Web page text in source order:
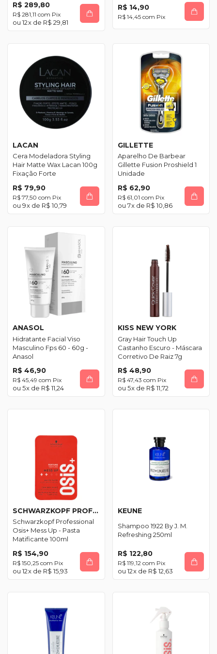
R$ 289,80
R$ 281,11 com Pix
12x de R$ 29,81
R$ 14,90
R$ 14,45 com Pix
LACAN
Cera Modeladora Styling
Hair Matte Wax Lacan 100g
Fixação Forte
R$ 79,90
R$ 77,50 com Pix
9x de R$ 10,79
GILLETTE
Aparelho De Barbear
Gillette Fusion Proshield 1
Unidade
R$ 62,90
R$ 61,01 com Pix
7x de R$ 10,86
ANASOL
Hidratante Facial Viso
Masculino Fps 60 - 60g -
Anasol
R$ 46,90
R$ 45,49 com Pix
5x de R$ 11,24
KISS NEW YORK
Gray Hair Touch Up
Castanho Escuro - Máscara
Corretivo De Raiz 7g
R$ 48,90
R$ 47,43 com Pix
5x de R$ 11,72
SCHWARZKOPF PROFESSIONAL
Schwarzkopf Professional
Osis+ Mess Up - Pasta
Matificante 100ml
R$ 154,90
R$ 150,25 com Pix
12x de R$ 15,93
KEUNE
Shampoo 1922 By J. M.
Refreshing 250ml
R$ 122,80
R$ 119,12 com Pix
12x de R$ 12,63